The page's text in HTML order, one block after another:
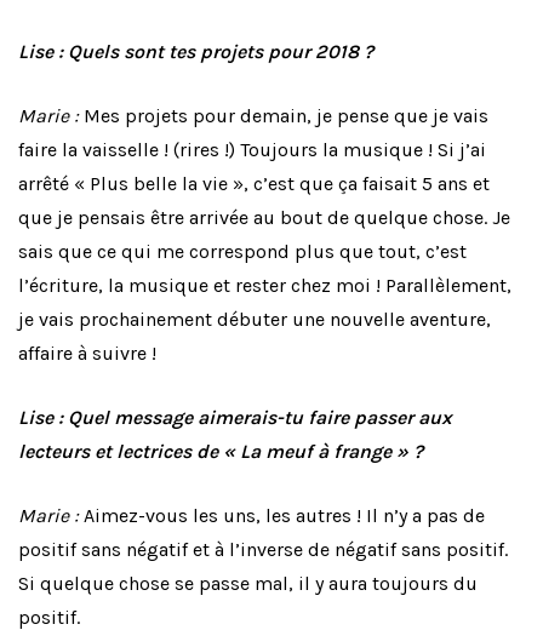
Lise : Quels sont tes projets pour 2018 ?
Marie : Mes projets pour demain, je pense que je vais
faire la vaisselle ! (rires !) Toujours la musique ! Si j’ai
arrêté « Plus belle la vie », c’est que ça faisait 5 ans et
que je pensais être arrivée au bout de quelque chose. Je
sais que ce qui me correspond plus que tout, c’est
l’écriture, la musique et rester chez moi ! Parallèlement,
je vais prochainement débuter une nouvelle aventure,
affaire à suivre !
Lise : Quel message aimerais-tu faire passer aux
lecteurs et lectrices de « La meuf à frange » ?
Marie : Aimez-vous les uns, les autres ! Il n’y a pas de
positif sans négatif et à l’inverse de négatif sans positif.
Si quelque chose se passe mal, il y aura toujours du
positif.